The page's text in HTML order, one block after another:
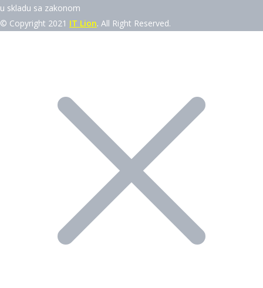
u skladu sa zakonom
© Copyright 2021 IT Lion. All Right Reserved.